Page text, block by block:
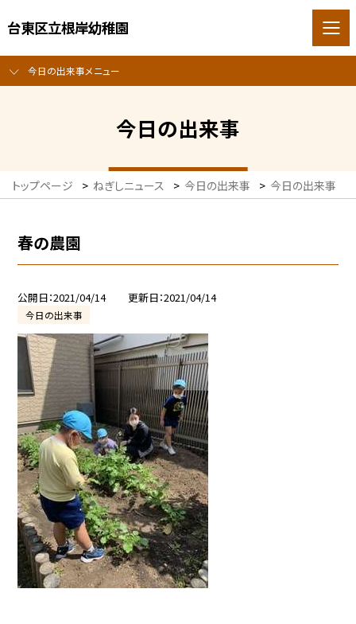
台東区立根岸幼稚園
今日の出来事メニュー
今日の出来事
トップページ > ねぎしニュース > 今日の出来事 > 今日の出来事
春の農園
公開日 2021/04/14 更新日 2021/04/14
今日の出来事